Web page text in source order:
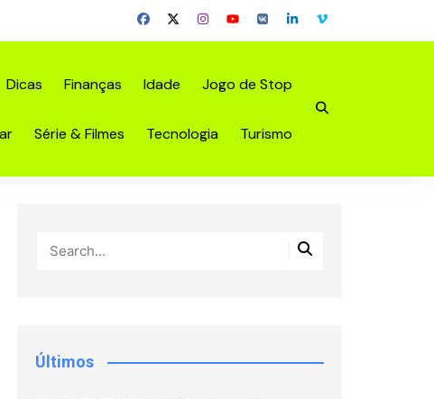
Dicas Finanças Idade Jogo de Stop
Série & Filmes Tecnologia Turismo
Últimos